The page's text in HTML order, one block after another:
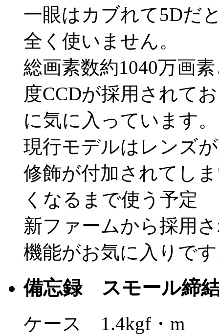
一眼はカブれて5Dだ
全く使いません。
総画素数約1040万画
度CCDが採用されて
に気に入っています。
現行モデルはレンズ
修飾が付加されてし
くなるまで使う予定
新ファームから採用
機能がお気に入りで
備忘録 スモール締
ケース 1.4kgf・m